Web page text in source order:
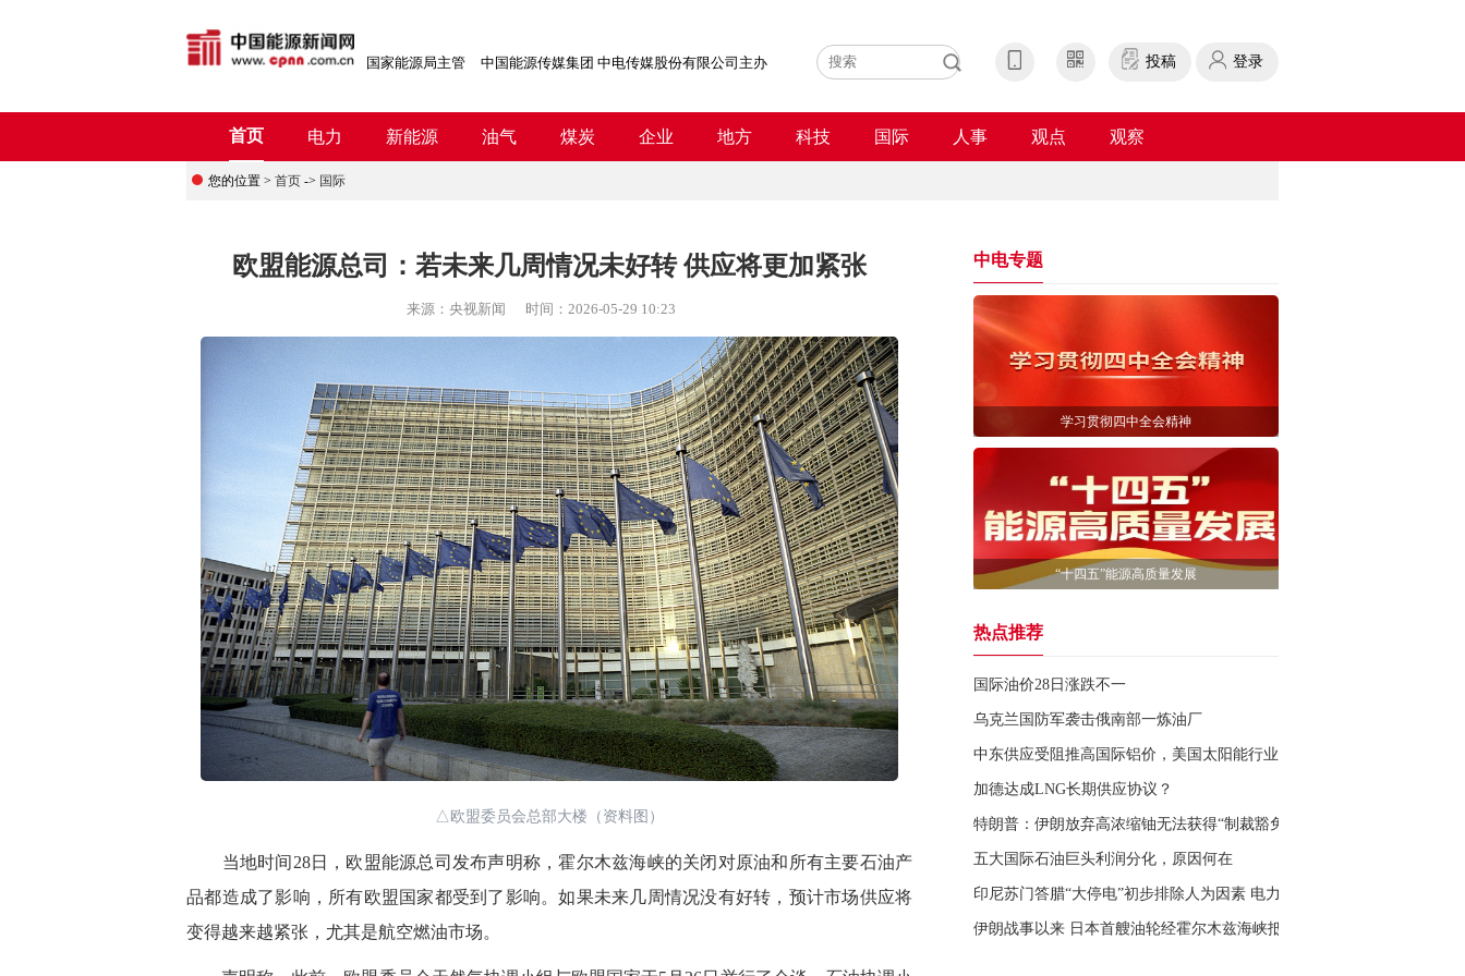
国家能源局主管 中国能源传媒集团 中电传媒股份有限公司主办 投稿 登录
首页 电力 新能源 油气 煤炭 企业 地方 科技 国际 人事 观点 观察
您的位置 > 首页 -> 国际
欧盟能源总司：若未来几周情况未好转 供应将更加紧张
来源： 央视新闻 时间： 2026-05-29 10:23
△欧盟委员会总部大楼（资料图）
当地时间28日，欧盟能源总司发布声明称，霍尔木兹海峡的关闭对原油和所有主要石油产
品都造成了影响，所有欧盟国家都受到了影响。如果未来几周情况没有好转，预计市场供应将
变得越来越紧张，尤其是航空燃油市场。
中电专题
学习贯彻四中全会精神
“十四五”能源高质量发展
热点推荐
国际油价28日涨跌不一
乌克兰国防军袭击俄南部一炼油厂
中东供应受阻推高国际铝价，美国太阳能行业或再遭成本冲击
加德达成LNG长期供应协议？
特朗普：伊朗放弃高浓缩铀无法获得“制裁豁免”
五大国际石油巨头利润分化，原因何在
印尼苏门答腊“大停电”初步排除人为因素 电力系统恢复正常
伊朗战事以来 日本首艘油轮经霍尔木兹海峡抵日